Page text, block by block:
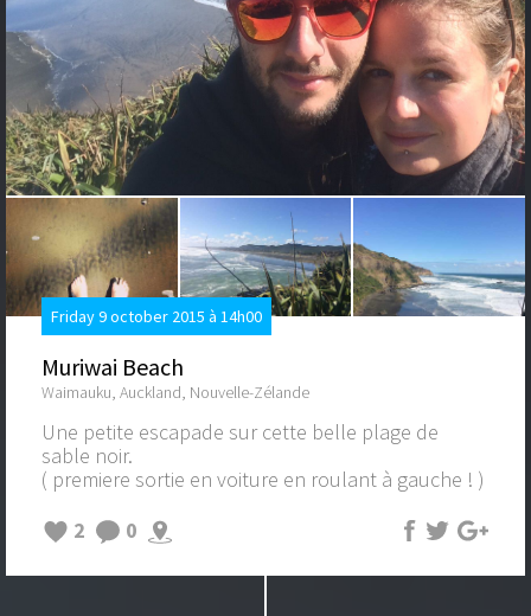
Friday 9 october 2015 à 14h00
Muriwai Beach
Waimauku, Auckland, Nouvelle-Zélande
Une petite escapade sur cette belle plage de
sable noir.
( premiere sortie en voiture en roulant à gauche ! )
2
0